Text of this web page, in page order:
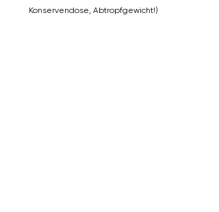
Konservendose, Abtropfgewicht!)